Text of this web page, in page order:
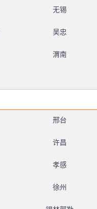
无锡
吴忠
渭南
邢台
许昌
孝感
徐州